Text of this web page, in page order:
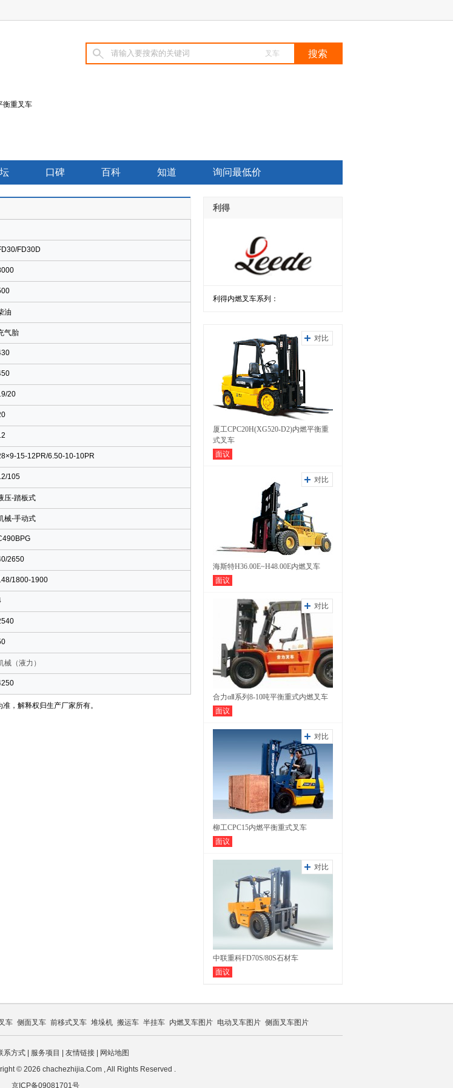
叉车
衡重叉车
口碑 百科 知道 询问最低价
FD30D
油
气胎
20
15-12PR/6.50-10-10PR
105
压-踏板式
械-手动式
2650
1800-1900
械（液力）
，解释权归生产厂家所有。
利得
利得内燃叉车系列：
厦工CPC20H(XG520-D2)内燃平衡重
式叉车
面议
对比
海斯特H36.00E~H48.00E内燃叉车
面议
对比
合力αⅡ系列8-10吨平衡重式内燃叉车
面议
对比
柳工CPC15内燃平衡重式叉车
面议
对比
中联重科FD70S/80S石材车
面议
对比
车 侧面叉车 前移式叉车 堆垛机 搬运车 半挂车 内燃叉车图片 电动叉车图片 侧面叉车图片
系方式 服务项目 友情链接
网站地图
© 2026 chachezhijia.Com , All Rights Reserved .
京ICP备09081701号